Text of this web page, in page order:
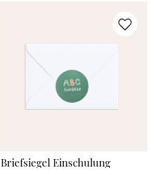
Briefsiegel Einschulung